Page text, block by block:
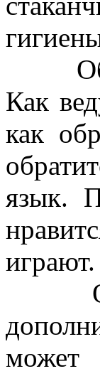
Как
как
язык.
играют.